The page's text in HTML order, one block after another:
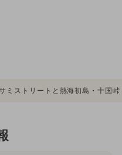
ミストリートと熱海初島・十国